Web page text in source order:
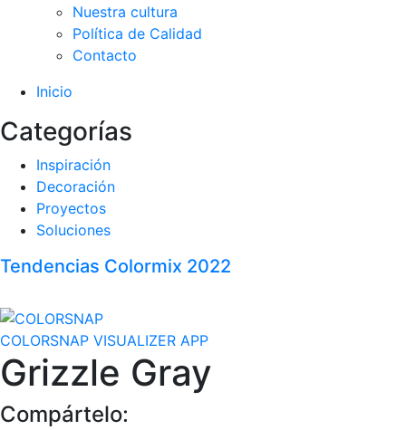
Nuestra cultura
Política de Calidad
Contacto
Inicio
Categorías
Inspiración
Decoración
Proyectos
Soluciones
Tendencias Colormix 2022
COLORSNAP VISUALIZER APP
Grizzle Gray
Compártelo: